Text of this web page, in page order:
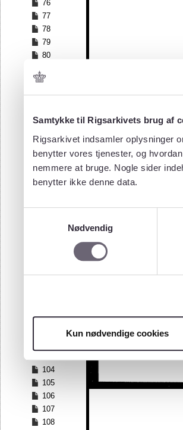
Samtykke til Rigsarkivets brug af
Rigsarkivet indsamler oplysninger
benytter vores tjenester, og
nemmere at bruge. Nogle sider
benytter ikke denne data.
Nødvendig
Kun nødvendige cookies
76
77
78
79
80
82
83
85
87
88
89
90
97
100
104
105
106
107
108